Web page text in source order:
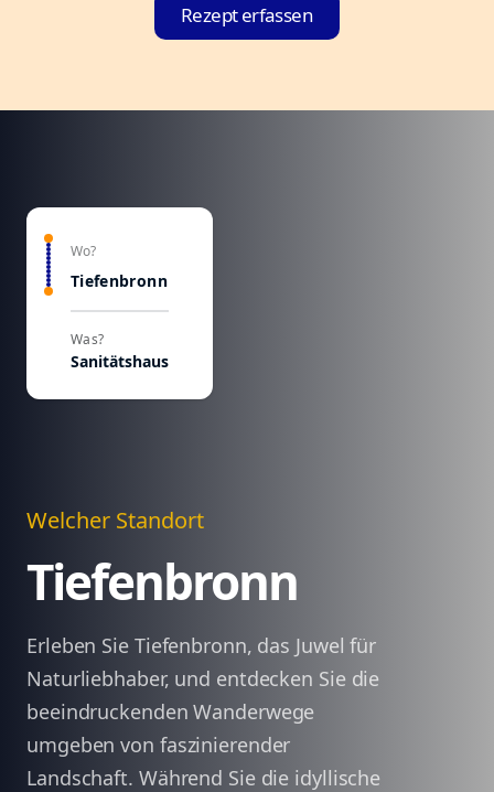
Rezept erfassen
Wo?
Tiefenbronn
Was?
Sanitätshaus
Welcher Standort
Tiefenbronn
Erleben Sie Tiefenbronn, das Juwel für
Naturliebhaber, und entdecken Sie die
beeindruckenden Wanderwege
umgeben von faszinierender
Landschaft. Während Sie die idyllische